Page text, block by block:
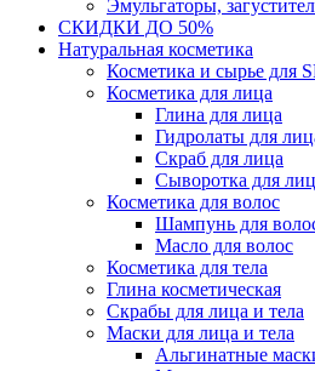
Эмульгаторы,
СКИДКИ ДО 50%
Натуральная косметика
Косметика и сырье для
Косметика для лица
Глина для лица
Гидролаты для
Скраб для лица
Сыворотка для
Косметика для волос
Шампунь для
Масло для волос
Косметика для тела
Глина косметическая
Скрабы для лица и тела
Маски для лица и тела
Альгинатные